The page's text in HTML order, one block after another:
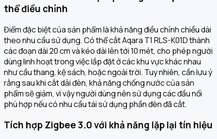
thể điều chỉnh
Điểm đặc biệt của sản phẩm là khả năng điều chỉnh chiều dài
theo nhu cầu sử dụng. Có thể cắt Aqara T1 RLS-K01D thành
các đoạn dài 20 cm và kéo dài lên tới 10 mét, cho phép người
dùng linh hoạt trong việc lắp đặt ở các khu vực khác nhau
như cầu thang, kệ sách, hoặc ngoài trời. Tuy nhiên, cần lưu ý
rằng sau khi cắt dải đèn, khả năng chống nước của sản
phẩm sẽ giảm, vì vậy người dùng nên sử dụng các đầu nối
phù hợp nếu có nhu cầu tái sử dụng phần đèn đã cắt.
Tích hợp Zigbee 3.0 với khả năng lặp lại tín hiệu